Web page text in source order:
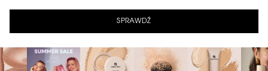
SPRAWDŹ